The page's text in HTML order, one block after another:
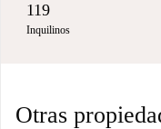
119
Inquilinos
Otras